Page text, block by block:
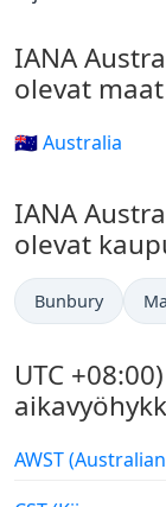
IANA
olevat maat
🇦🇺 Australia
IANA
olevat
Bunbury
UTC
AWST